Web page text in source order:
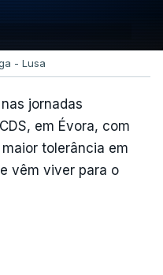
- Lusa
jornadas
em Évora, com
tolerância em
vêm viver para o